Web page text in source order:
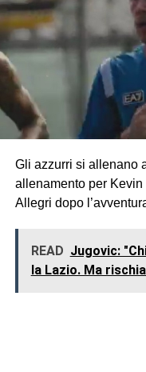
Gli azzurri si allenano
allenamento per
Allegri dopo
READ Jugovic:
la Lazio. Ma